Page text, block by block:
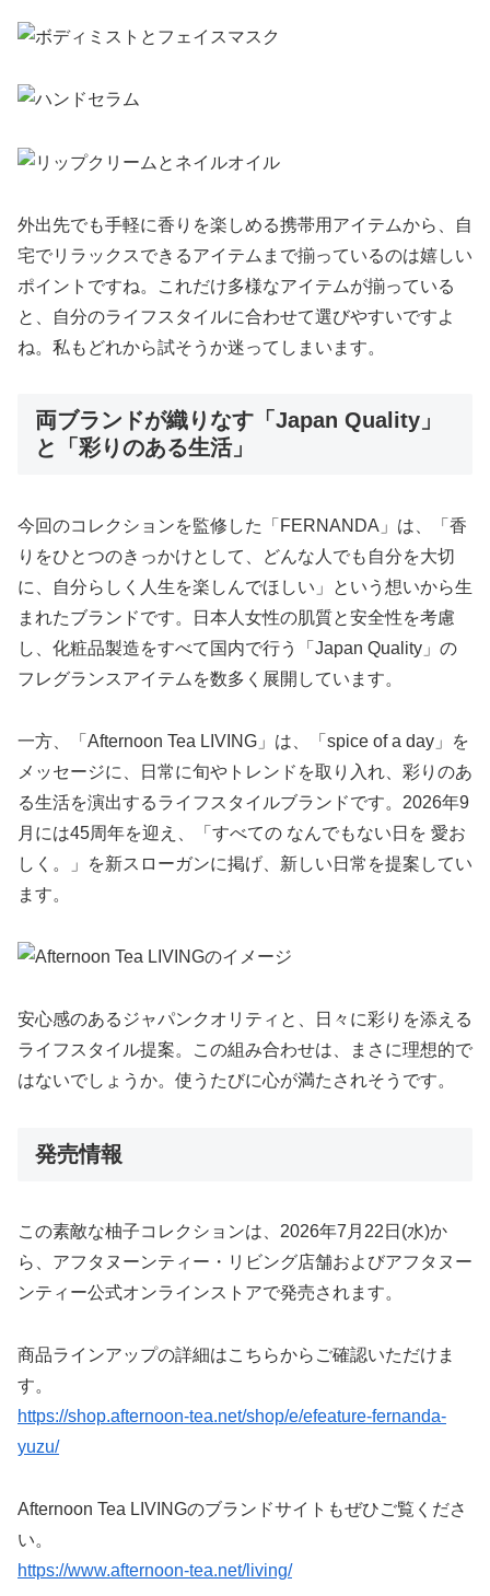
外出先でも手軽に香りを楽しめる携帯用アイテムから、自
宅でリラックスできるアイテムまで揃っているのは嬉しい
ポイントですね。これだけ多様なアイテムが揃っている
と、自分のライフスタイルに合わせて選びやすいですよ
ね。私もどれから試そうか迷ってしまいます。
両ブランドが織りなす「Japan Quality」
と「彩りのある生活」
今回のコレクションを監修した「FERNANDA」は、「香
りをひとつのきっかけとして、どんな人でも自分を大切
に、自分らしく人生を楽しんでほしい」という想いから生
まれたブランドです。日本人女性の肌質と安全性を考慮
し、化粧品製造をすべて国内で行う「Japan Quality」の
フレグランスアイテムを数多く展開しています。
一方、「Afternoon Tea LIVING」は、「spice of a day」を
メッセージに、日常に旬やトレンドを取り入れ、彩りのあ
る生活を演出するライフスタイルブランドです。2026年9
月には45周年を迎え、「すべての なんでもない日を 愛お
しく。」を新スローガンに掲げ、新しい日常を提案してい
ます。
安心感のあるジャパンクオリティと、日々に彩りを添える
ライフスタイル提案。この組み合わせは、まさに理想的で
はないでしょうか。使うたびに心が満たされそうです。
発売情報
この素敵な柚子コレクションは、2026年7月22日(水)か
ら、アフタヌーンティー・リビング店舗およびアフタヌー
ンティー公式オンラインストアで発売されます。
商品ラインアップの詳細はこちらからご確認いただけま
す。
https://shop.afternoon-tea.net/shop/e/efeature-fernanda-
yuzu/
Afternoon Tea LIVINGのブランドサイトもぜひご覧くださ
い。
https://www.afternoon-tea.net/living/